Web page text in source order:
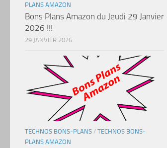
PLANS AMAZON
Bons Plans Amazon du Jeudi 29 Janvier
2026 !!!
29 JANVIER 2026
TECHNOS BONS-PLANS / TECHNOS BONS-
PLANS AMAZON